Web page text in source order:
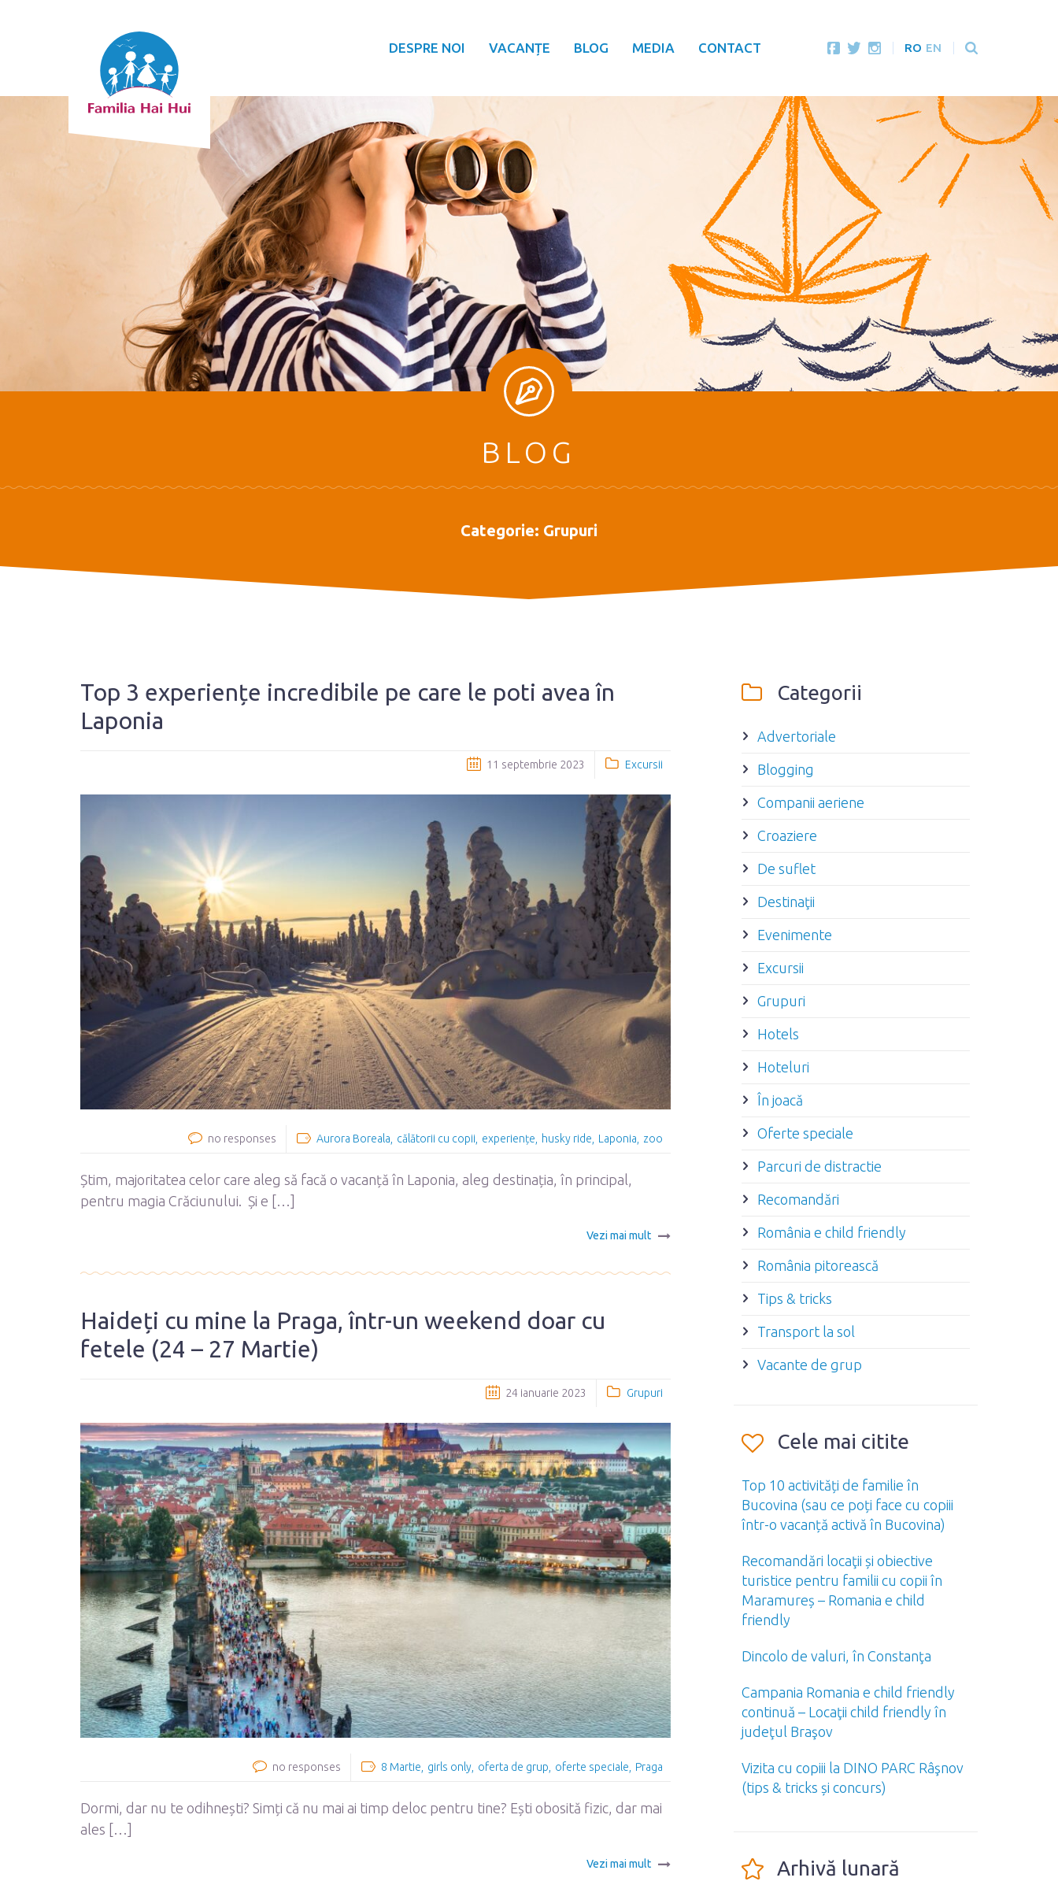
DESPRE NOI VACANȚE BLOG MEDIA CONTACT RO EN
BLOG
Categorie: Grupuri
Top 3 experiențe incredibile pe care le poti avea în
Laponia
11 septembrie 2023 Excursii
no responses Aurora Boreala călătorii cu copii experiențe husky ride Laponia zoo
Știm, majoritatea celor care aleg să facă o vacanță în Laponia, aleg destinația, în principal,
pentru magia Crăciunului. Și e […]
Vezi mai mult
Haideți cu mine la Praga, într-un weekend doar cu
fetele (24 – 27 Martie)
24 ianuarie 2023 Grupuri
no responses 8 Martie girls only oferta de grup oferte speciale Praga
Dormi, dar nu te odihnești? Simți că nu mai ai timp deloc pentru tine? Ești obosită fizic, dar mai
ales […]
Vezi mai mult
Categorii
Advertoriale
Blogging
Companii aeriene
Croaziere
De suflet
Destinaţii
Evenimente
Excursii
Grupuri
Hotels
Hoteluri
În joacă
Oferte speciale
Parcuri de distractie
Recomandări
România e child friendly
România pitorească
Tips & tricks
Transport la sol
Vacante de grup
Cele mai citite
Top 10 activități de familie în
Bucovina (sau ce poți face cu copiii
într-o vacanță activă în Bucovina)
Recomandări locaţii și obiective
turistice pentru familii cu copii în
Maramureș – Romania e child
friendly
Dincolo de valuri, în Constanţa
Campania Romania e child friendly
continuă – Locaţii child friendly în
judeţul Braşov
Vizita cu copiii la DINO PARC Râşnov
(tips & tricks și concurs)
Arhivă lunară